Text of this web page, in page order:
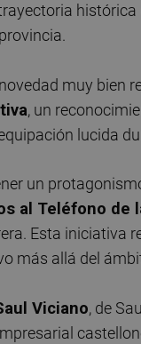
muy bien
, un
lucida
un
al Teléfono de
Esta iniciativa
más allá del
Viciano, de